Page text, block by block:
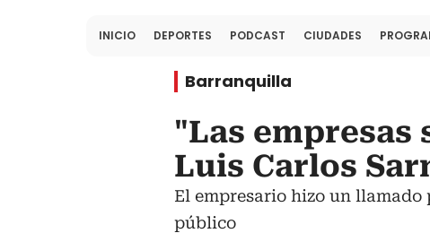
INICIO DEPORTES PODCAST CIUDADES
Barranquilla
"Las empresas
Luis Carlos
El empresario hizo un
público